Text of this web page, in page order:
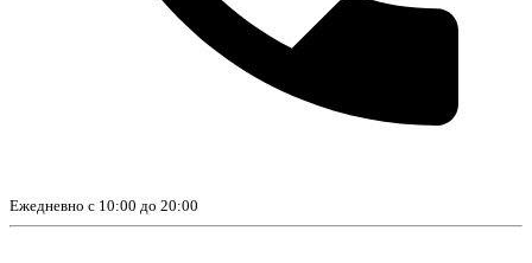
Ежедневно с 10:00 до 20:00